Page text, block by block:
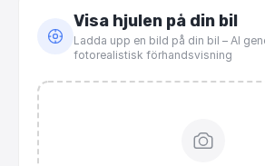
Visa hjulen på din bil
Ladda upp en bild på din bil – AI
fotorealistisk förhandsvisning